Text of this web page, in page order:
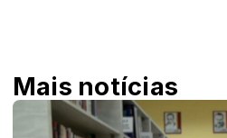
Mais notícias